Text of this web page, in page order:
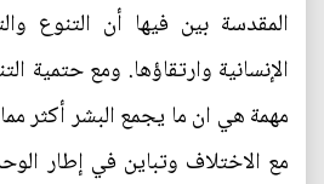
المقدسة بين فيها أن التنوع
الإنسانية وارتقاؤها. ومع حتمية
مهمة هي ان ما يجمع البشر أكثر
مع الاختلاف وتباين في إطار